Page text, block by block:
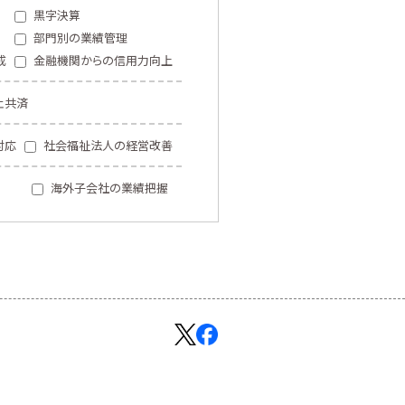
黒字決算
部門別の業績管理
金融機関からの信用力向上
共済
応 社会福祉法人の経営改善
海外子会社の業績把握